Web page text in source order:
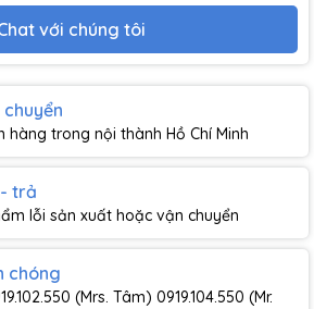
với chúng tôi
hàng trong nội thành Hồ Chí Minh
trả
lỗi sản xuất hoặc vận chuyển
chóng
(Mrs. Tâm) 0919.104.550 (Mr.